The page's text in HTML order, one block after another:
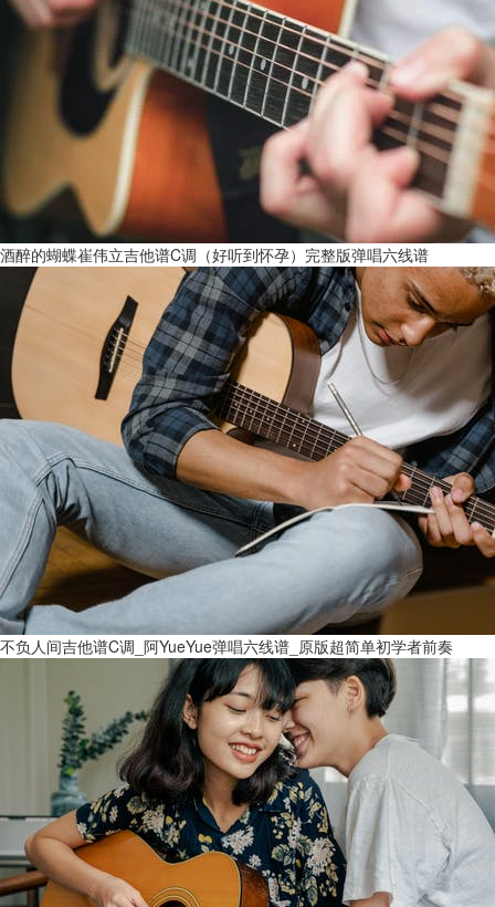
酒醉的蝴蝶崔伟立吉他谱C调（好听到怀孕）完整版弹唱六线谱
不负人间吉他谱C调_阿YueYue弹唱六线谱_原版超简单初学者前奏